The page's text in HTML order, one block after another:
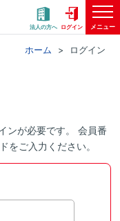
法人の方へ ログイン メニュー
ホーム ログイン
ンが必要です。 会員番
をご入力ください。